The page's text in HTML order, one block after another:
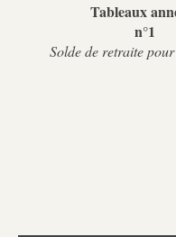
Tableaux
n°1
Solde de retraite